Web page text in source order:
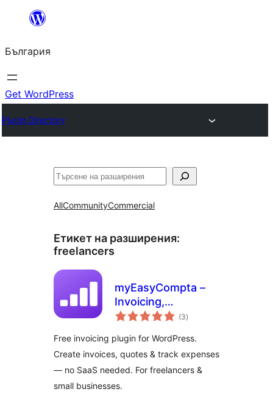
България
Get WordPress
Plugin Directory
Търсене
AllCommunityCommercial
Етикет на разширения:
freelancers
myEasyCompta –
Invoicing,
Accounting &
WordPress
(3общо
оценки
)
Free invoicing plugin for WordPress.
Create invoices, quotes & track expenses
— no SaaS needed. For freelancers &
small businesses.